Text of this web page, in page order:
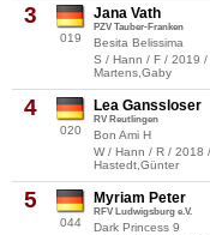
3
019
Jana Vath
PZV Tauber-Franken
Besita Belissima
S / Hann / F / 2019 /
Martens,Gaby
4
020
Lea Ganssloser
RV Reutlingen
Bon Ami H
W / Hann / R / 2018
Hastedt,Günter
5
044
Myriam Peter
RFV Ludwigsburg e.V.
Dark Princess 9